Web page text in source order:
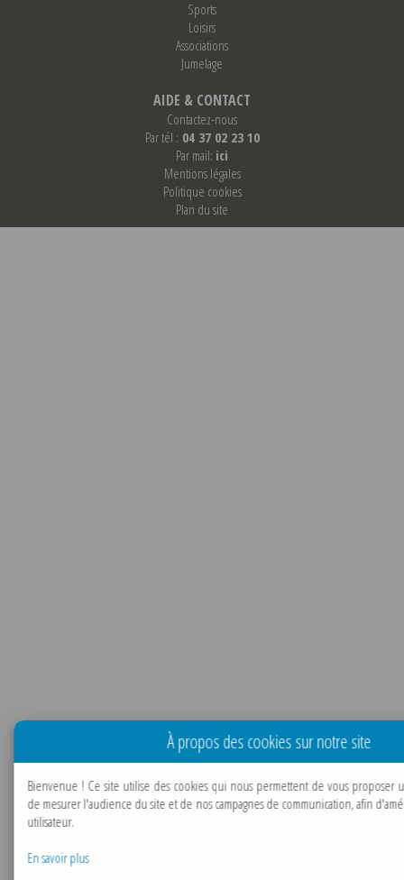
Sports
Loisirs
Associations
Jumelage
AIDE & CONTACT
Contactez-nous
Par tél : 04 37 02 23 10
Par mail: ici
Mentions légales
Politique cookies
Plan du site
À propos des cookies sur notre site
Bienvenue ! Ce site utilise des cookies qui nous permettent de vous proposer
de mesurer l'audience du site et de nos campagnes de communication, afin
utilisateur.
En savoir plus